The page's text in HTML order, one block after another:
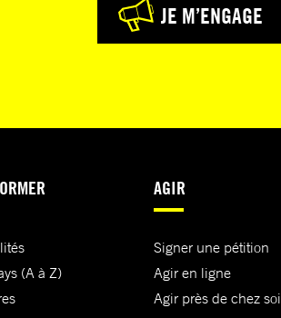
JE M’ENGAGE
(A à Z)
AGIR
Signer une pétition
Agir en ligne
Agir près de chez soi